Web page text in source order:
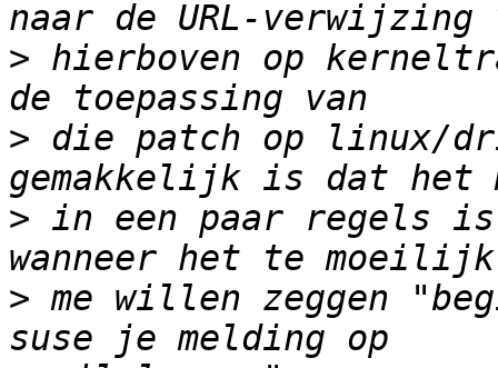
> hierboven op
> die patch op linux/
> in een paar regels
> me willen zeggen